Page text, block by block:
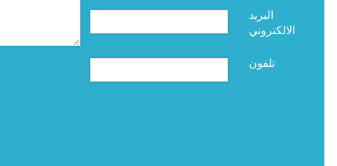
البريد
الالكتروني
تلفون